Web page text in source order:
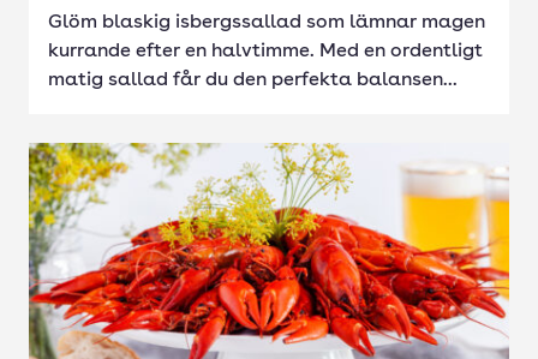
Glöm blaskig isbergssallad som lämnar magen
kurrande efter en halvtimme. Med en ordentligt
matig sallad får du den perfekta balansen...